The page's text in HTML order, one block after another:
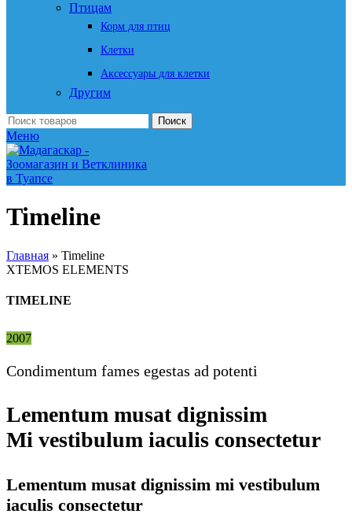
Птицам
Корм для птиц
Клетки
Аксессуары для клетки
Другим
Поиск
Меню
Timeline
Главная » Timeline
XTEMOS ELEMENTS
TIMELINE
2007
Condimentum fames egestas ad potenti
Lementum musat dignissim
Mi vestibulum iaculis consectetur
Lementum musat dignissim mi vestibulum
iaculis consectetur